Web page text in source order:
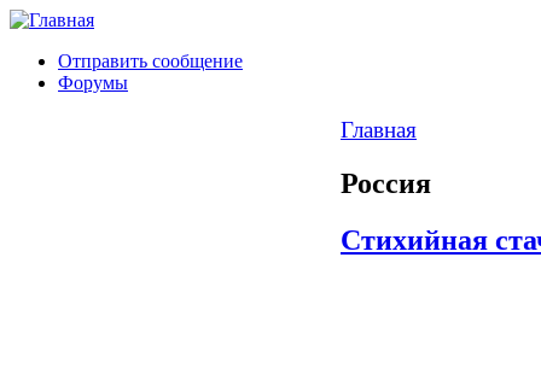
Отправить сообщение
Форумы
Главная
Россия
Стихийная